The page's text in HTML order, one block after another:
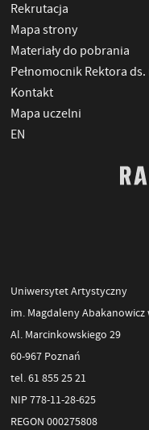
Rekrutacja
Mapa strony
Materiały do pobrania
Pełnomocnik Rektora
Kontakt
Mapa uczelni
EN
Uniwersytet Artystyczny
im. Magdaleny Abakanowicz
Al. Marcinkowskiego 29
60-967 Poznań
tel. 61 855 25 21
NIP 778-11-28-625
REGON 000275808